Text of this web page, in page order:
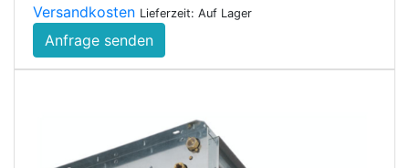
Versandkosten Lieferzeit: Auf Lager
Anfrage senden